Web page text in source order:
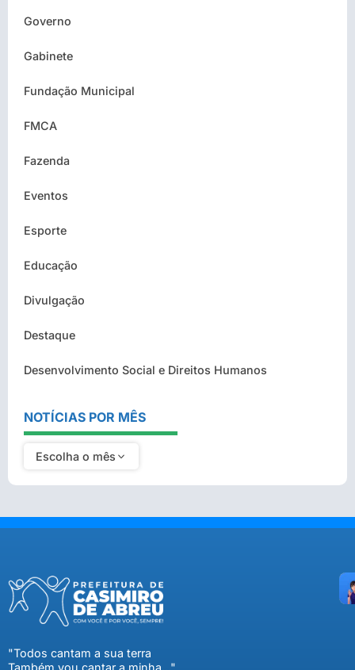
Governo
Gabinete
Fundação Municipal
FMCA
Fazenda
Eventos
Esporte
Educação
Divulgação
Destaque
Desenvolvimento Social e Direitos Humanos
NOTÍCIAS POR MÊS
Escolha o mês
"Todos cantam a sua terra